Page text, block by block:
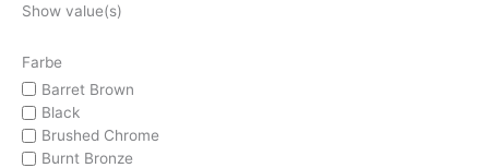
Show value(s)
Farbe
Barret Brown
Black
Brushed Chrome
Burnt Bronze